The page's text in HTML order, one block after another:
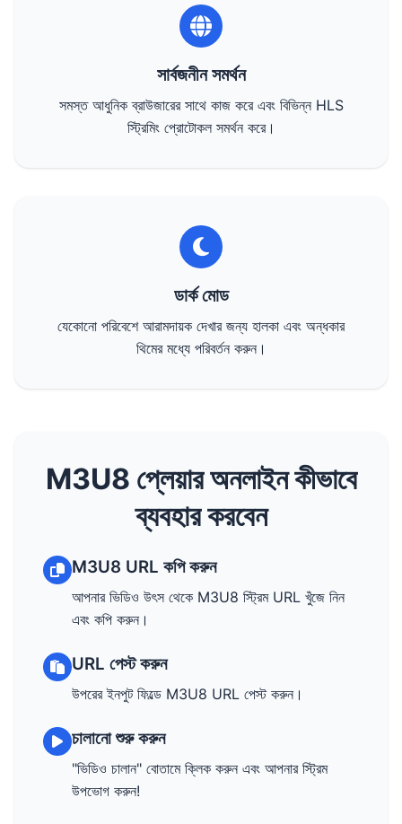
সার্বজনীন সমর্থন
সমস্ত আধুনিক ব্রাউজারের সাথে কাজ করে এবং বিভিন্ন HLS
স্ট্রিমিং প্রোটোকল সমর্থন করে।
ডার্ক মোড
যেকোনো পরিবেশে আরামদায়ক দেখার জন্য হালকা এবং অন্ধকার
থিমের মধ্যে পরিবর্তন করুন।
M3U8 প্লেয়ার অনলাইন কীভাবে
ব্যবহার করবেন
M3U8 URL কপি করুন
আপনার ভিডিও উৎস থেকে M3U8 স্ট্রিম URL খুঁজে নিন
এবং কপি করুন।
URL পেস্ট করুন
উপরের ইনপুট ফিল্ডে M3U8 URL পেস্ট করুন।
চালানো শুরু করুন
"ভিডিও চালান" বোতামে ক্লিক করুন এবং আপনার স্ট্রিম
উপভোগ করুন!